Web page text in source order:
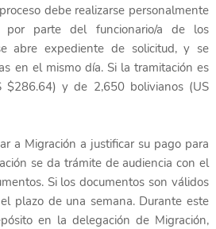
debe realizarse personalmente
parte del funcionario/a de los
abre expediente de solicitud, y se
en el mismo día. Si la tramitación es
y de 2,650 bolivianos (US
a Migración a justificar su pago para
se da trámite de audiencia con el
Si los documentos son válidos
plazo de una semana. Durante este
en la delegación de Migración,